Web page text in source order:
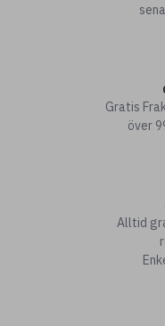
Gratis
över
Alltid